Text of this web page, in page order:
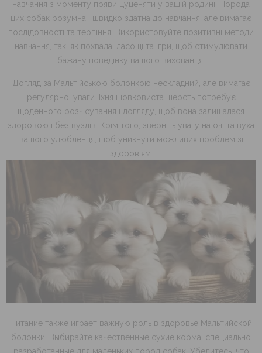
навчання з моменту появи цуценяти у вашій родині. Порода
цих собак розумна і швидко здатна до навчання, але вимагає
послідовності та терпіння. Використовуйте позитивні методи
навчання, такі як похвала, ласощі та ігри, щоб стимулювати
бажану поведінку вашого вихованця.
Догляд за Мальтійською болонкою нескладний, але вимагає
регулярної уваги. Їхня шовковиста шерсть потребує
щоденного розчісування і догляду, щоб вона залишалася
здоровою і без вузлів. Крім того, зверніть увагу на очі та вуха
вашого улюбленця, щоб уникнути можливих проблем зі
здоров’ям.
Питание также играет важную роль в здоровье Мальтийской
болонки. Выбирайте качественные сухие корма, специально